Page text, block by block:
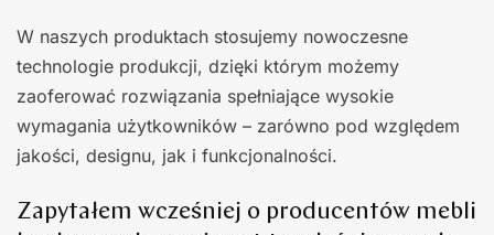
W naszych produktach stosujemy nowoczesne
technologie produkcji, dzięki którym możemy
zaoferować rozwiązania spełniające wysokie
wymagania użytkowników – zarówno pod względem
jakości, designu, jak i funkcjonalności.
Zapytałem wcześniej o producentów mebli